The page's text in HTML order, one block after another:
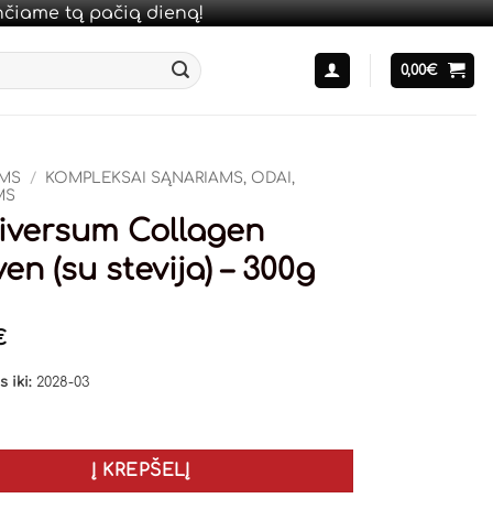
tą pačią dieną!
0,00€
/
KOMPLEKSAI SĄNARIAMS, ODAI,
Collagen
(su stevija) – 300g
iki: 2028-03
Į KREPŠELĮ